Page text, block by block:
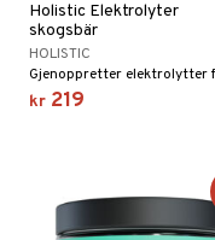
Holistic Elektrolyter
skogsbär
HOLISTIC
kr 219